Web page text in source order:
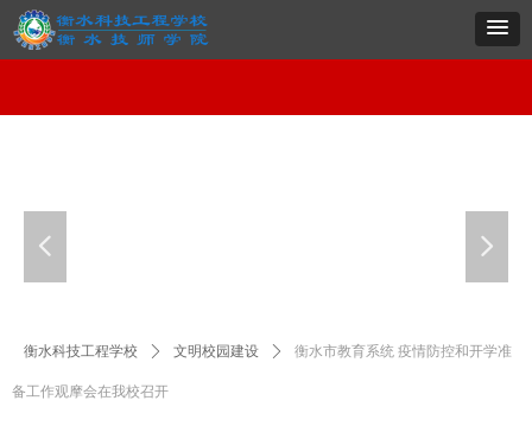
넳 넲
衡水科技工程学校 ꄲ 文明校园建设 ꄲ 衡水市教育系统 疫情防控和开学准
备工作观摩会在我校召开